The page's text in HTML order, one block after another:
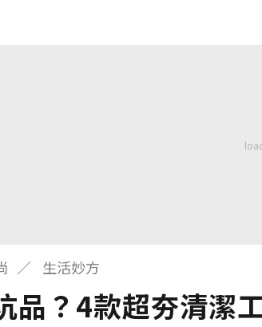
生活妙方
品？4款超夯清潔